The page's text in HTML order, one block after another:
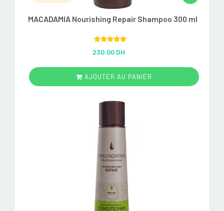
MACADAMIA Nourishing Repair Shampoo 300 ml
out of 5
230.00 DH
AJOUTER AU PANIER